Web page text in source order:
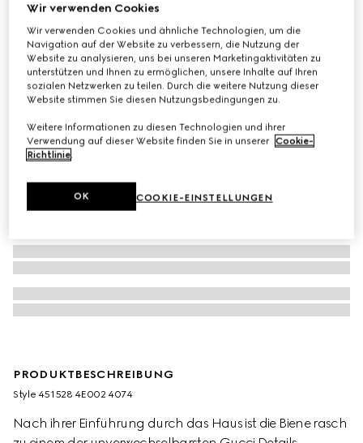
Krawatte aus Seidenjacquard mit Web und Bienen-Motiv
€ 220
PRODUKTBESCHREIBUNG
Style ‎451528 4E002 4074
Nach ihrer Einführung durch das Haus ist die Biene rasch
Wir verwenden Cookies
Wir verwenden Cookies und ähnliche Technologien, um die
Navigation auf der Website zu verbessern, die Nutzung der
Website zu analysieren, uns bei unseren Marketingaktivitäten zu
unterstützen und Ihnen zu ermöglichen, unsere Inhalte auf Ihren
sozialen Netzwerken zu teilen. Durch die weitere Nutzung dieser
Website stimmen Sie diesen Nutzungsbedingungen zu.
Weitere Informationen zu diesen Technologien und ihrer
Verwendung auf dieser Website finden Sie in unserer Cookie-
Richtlinie.
COOKIE-EINSTELLUNGEN
OK